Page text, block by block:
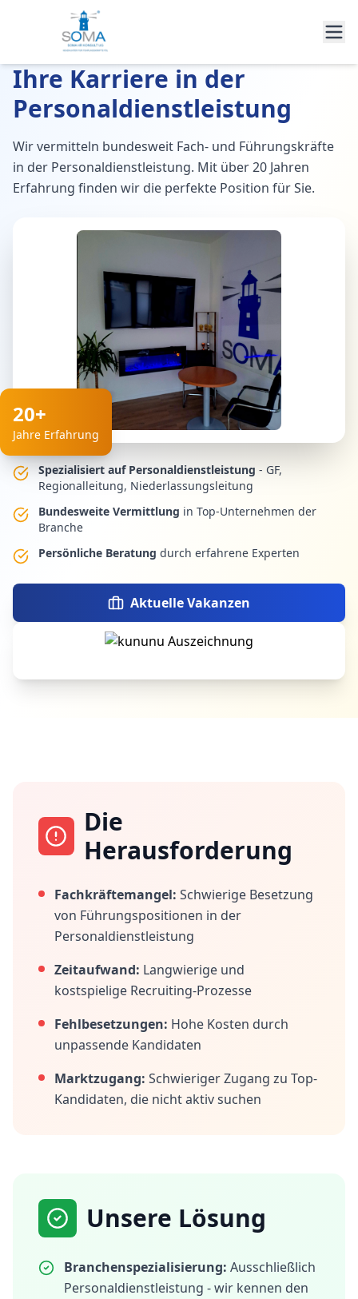
Ihre Karriere in der
Personaldienstleistung
Wir vermitteln bundesweit Fach- und Führungskräfte
in der Personaldienstleistung. Mit über 20 Jahren
Erfahrung finden wir die perfekte Position für Sie.
20+
Jahre Erfahrung
Spezialisiert auf Personaldienstleistung - GF,
Regionalleitung, Niederlassungsleitung
Bundesweite Vermittlung in Top-Unternehmen der
Branche
Persönliche Beratung durch erfahrene Experten
Aktuelle Vakanzen
Die
Herausforderung
Fachkräftemangel: Schwierige Besetzung
von Führungspositionen in der
Personaldienstleistung
Zeitaufwand: Langwierige und
kostspielige Recruiting-Prozesse
Fehlbesetzungen: Hohe Kosten durch
unpassende Kandidaten
Marktzugang: Schwieriger Zugang zu Top-
Kandidaten, die nicht aktiv suchen
Unsere Lösung
Branchenspezialisierung: Ausschließlich
Personaldienstleistung - wir kennen den